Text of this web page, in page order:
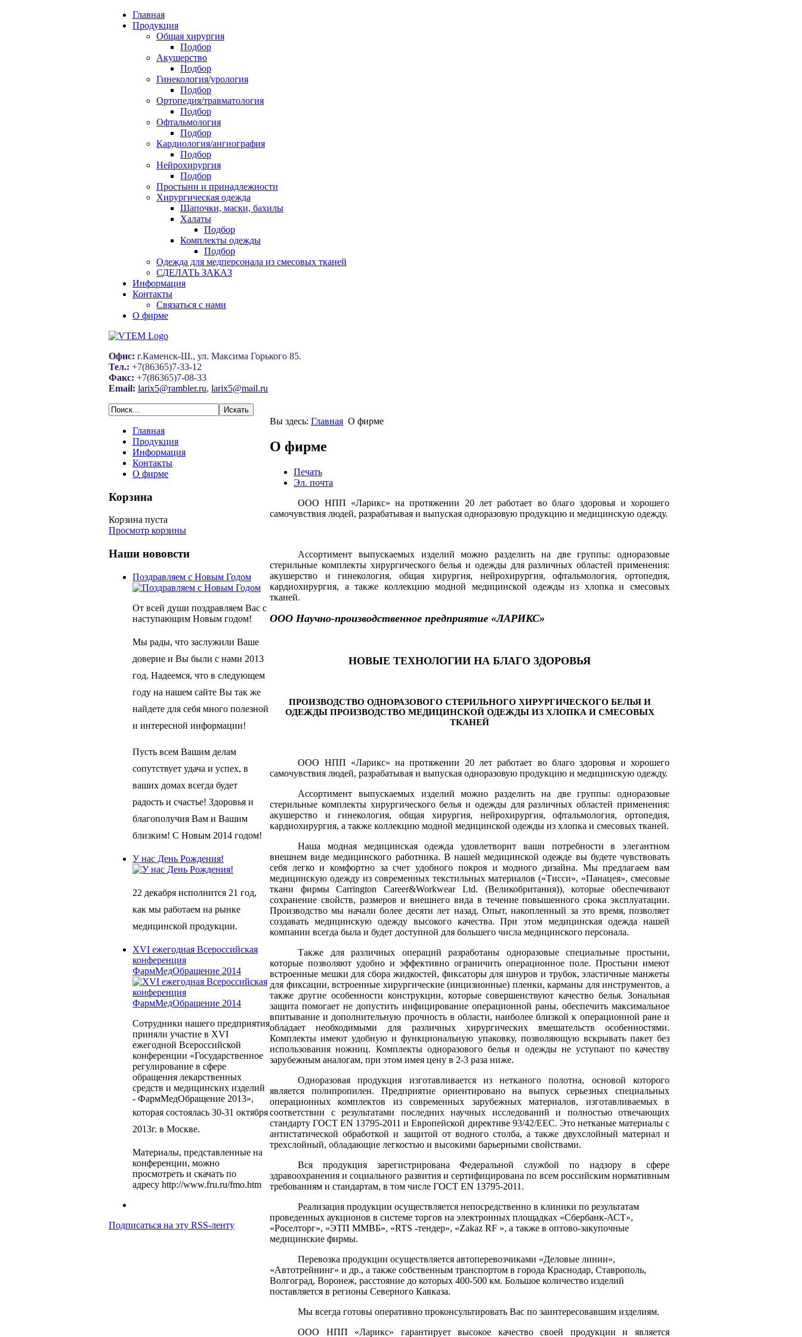
Главная
Продукция
Общая хирургия
Подбор
Акушерство
Подбор
Гинекология/урология
Подбор
Ортопедия/травматология
Подбор
Офтальмология
Подбор
Кардиология/ангиография
Подбор
Нейрохирургия
Подбор
Простыни и принадлежности
Хирургическая одежда
Шапочки, маски, бахилы
Халаты
Подбор
Комплекты одежды
Подбор
Одежда для медперсонала из смесовых тканей
СДЕЛАТЬ ЗАКАЗ
Информация
Контакты
Связаться с нами
О фирме
Офис: г.Каменск-Ш., ул. Максима Горького 85.
Тел.: +7(86365)7-33-12
Факс: +7(86365)7-08-33
Email: larix5@rambler.ru, larix5@mail.ru
Главная
Продукция
Информация
Контакты
О фирме
Корзина
Корзина пуста
Просмотр корзины
Наши нововсти
Поздравляем с Новым Годом
От всей души поздравляем Вас с
наступающим Новым годом!
Мы рады, что заслужили Ваше
доверие и Вы были с нами 2013
год. Надеемся, что в следующем
году на нашем сайте Вы так же
найдете для себя много полезной
и интересной информации!
Пусть всем Вашим делам
сопутствует удача и успех, в
ваших домах всегда будет
радость и счастье! Здоровья и
благополучия Вам и Вашим
близким! С Новым 2014 годом!
У нас День Рождения!
22 декабря исполнится 21 год,
как мы работаем на рынке
медицинской продукции.
XVI ежегодная Всероссийская
конференция
ФармМедОбращение 2014
Сотрудники нашего предприятия
приняли участие в XVI
ежегодной Всероссийской
конференции «Государственное
регулирование в сфере
обращения лекарственных
средств и медицинских изделий
- ФармМедОбращение 2013»,
которая состоялась 30-31 октября
2013г. в Москве.
Материалы, представленные на
конференции, можно
просмотреть и скачать по
адресу http://www.fru.ru/fmo.htm
Подписаться на эту RSS-ленту
Вы здесь: Главная О фирме
О фирме
Печать
Эл. почта
ООО НПП «Ларикс» на протяжении 20 лет работает во благо здоровья и хорошего
самочувствия людей, разрабатывая и выпуская одноразовую продукцию и медицинскую одежду.
Ассортимент выпускаемых изделий можно разделить на две группы: одноразовые
стерильные комплекты хирургического белья и одежды для различных областей применения:
акушерство и гинекология, общая хирургия, нейрохирургия, офтальмология, ортопедия,
кардиохирургия, а также коллекцию модной медицинской одежды из хлопка и смесовых
тканей.
ООО Научно-производственное предприятие «ЛАРИКС»
НОВЫЕ ТЕХНОЛОГИИ НА БЛАГО ЗДОРОВЬЯ
ПРОИЗВОДСТВО ОДНОРАЗОВОГО СТЕРИЛЬНОГО ХИРУРГИЧЕСКОГО БЕЛЬЯ И
ОДЕЖДЫ ПРОИЗВОДСТВО МЕДИЦИНСКОЙ ОДЕЖДЫ ИЗ ХЛОПКА И СМЕСОВЫХ
ТКАНЕЙ
ООО НПП «Ларикс» на протяжении 20 лет работает во благо здоровья и хорошего
самочувствия людей, разрабатывая и выпуская одноразовую продукцию и медицинскую одежду.
Ассортимент выпускаемых изделий можно разделить на две группы: одноразовые
стерильные комплекты хирургического белья и одежды для различных областей применения:
акушерство и гинекология, общая хирургия, нейрохирургия, офтальмология, ортопедия,
кардиохирургия, а также коллекцию модной медицинской одежды из хлопка и смесовых тканей.
Наша модная медицинская одежда удовлетворит ваши потребности в элегантном
внешнем виде медицинского работника. В нашей медицинской одежде вы будете чувствовать
себя легко и комфортно за счет удобного покроя и модного дизайна. Мы предлагаем вам
медицинскую одежду из современных текстильных материалов («Тисси», «Панацея», смесовые
ткани фирмы Carrington Career&Workwear Ltd. (Великобритания)), которые обеспечивают
сохранение свойств, размеров и внешнего вида в течение повышенного срока эксплуатации.
Производство мы начали более десяти лет назад. Опыт, накопленный за это время, позволяет
создавать медицинскую одежду высокого качества. При этом медицинская одежда нашей
компании всегда была и будет доступной для большего числа медицинского персонала.
Также для различных операций разработаны одноразовые специальные простыни,
которые позволяют удобно и эффективно ограничить операционное поле. Простыни имеют
встроенные мешки для сбора жидкостей, фиксаторы для шнуров и трубок, эластичные манжеты
для фиксации, встроенные хирургические (инцизионные) пленки, карманы для инструментов, а
также другие особенности конструкции, которые совершенствуют качество белья. Зональная
защита помогает не допустить инфицирование операционной раны, обеспечить максимальное
впитывание и дополнительную прочность в области, наиболее близкой к операционной ране и
обладает необходимыми для различных хирургических вмешательств особенностями.
Комплекты имеют удобную и функциональную упаковку, позволяющую вскрывать пакет без
использования ножниц. Комплекты одноразового белья и одежды не уступают по качеству
зарубежным аналогам, при этом имея цену в 2-3 раза ниже.
Одноразовая продукция изготавливается из нетканого полотна, основой которого
является полипропилен. Предприятие ориентировано на выпуск серьезных специальных
операционных комплектов из современных зарубежных материалов, изготавливаемых в
соответствии с результатами последних научных исследований и полностью отвечающих
стандарту ГОСТEN 13795-2011 и Европейской директиве 93/42/ЕЕС. Это нетканые материалы с
антистатической обработкой и защитой от водного столба, а также двухслойный материал и
трехслойный, обладающие легкостью и высокими барьерными свойствами.
Вся продукция зарегистрирована Федеральной службой по надзору в сфере
здравоохранения и социального развития и сертифицирована по всем российским нормативным
требованиям и стандартам, в том числе ГОСТ EN 13795-2011.
Реализация продукции осуществляется непосредственно в клиники по результатам
проведенных аукционов в системе торгов на электронных площадках «Сбербанк-АСТ»,
«Роселторг», «ЭТП ММВБ», «RTS -тендер», «Zakaz RF », а также в оптово-закупочные
медицинские фирмы.
Перевозка продукции осуществляется автоперевозчиками «Деловые линии»,
«Автотрейнинг» и др., а также собственным транспортом в города Краснодар, Ставрополь,
Волгоград, Воронеж, расстояние до которых 400-500 км. Большое количество изделий
поставляется в регионы Северного Кавказа.
Мы всегда готовы оперативно проконсультировать Вас по заинтересовавшим изделиям.
ООО НПП «Ларикс» гарантирует высокое качество своей продукции и является